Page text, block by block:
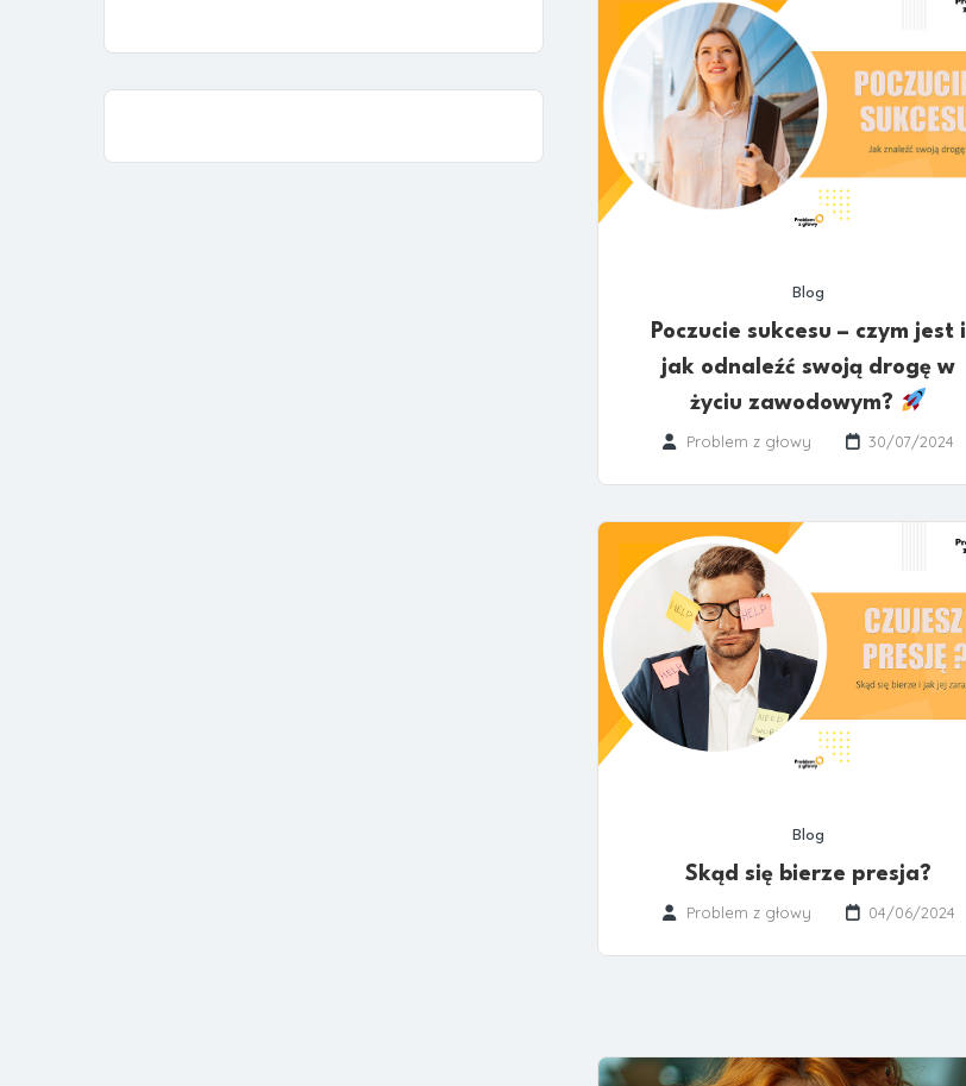
Blog
Poczucie sukcesu – czym jest i
jak odnaleźć swoją drogę w
życiu zawodowym?
Problem z głowy 30/07/2024
Blog
Skąd się bierze presja?
Problem z głowy 04/06/2024